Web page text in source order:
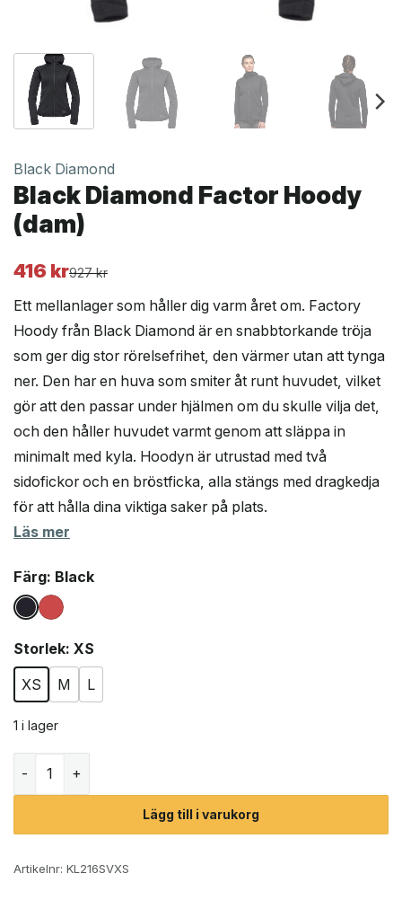
Black Diamond
Black Diamond Factor Hoody
(dam)
927kr
Det
priset
var:
927 kr.
416 kr
Det
priset
är:
416 kr.
Ett mellanlager som håller dig varm året om. Factory
Hoody från Black Diamond är en snabbtorkande tröja
som ger dig stor rörelsefrihet, den värmer utan att tynga
ner. Den har en huva som smiter åt runt huvudet, vilket
gör att den passar under hjälmen om du skulle vilja det,
och den håller huvudet varmt genom att släppa in
minimalt med kyla. Hoodyn är utrustad med två
sidofickor och en bröstficka, alla stängs med dragkedja
för att hålla dina viktiga saker på plats.
Läs mer
Färg: Black
Storlek: XS
XS
M L
1 i lager
Lägg till i varukorg
Artikelnr: KL216SVXS